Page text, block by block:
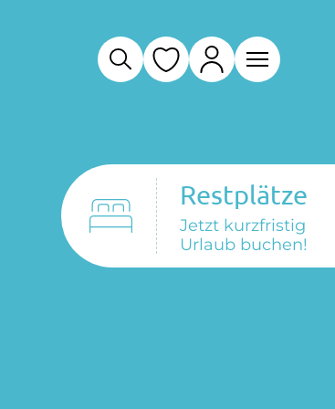
Restplätze
Jetzt kurzfristig
Urlaub buchen!